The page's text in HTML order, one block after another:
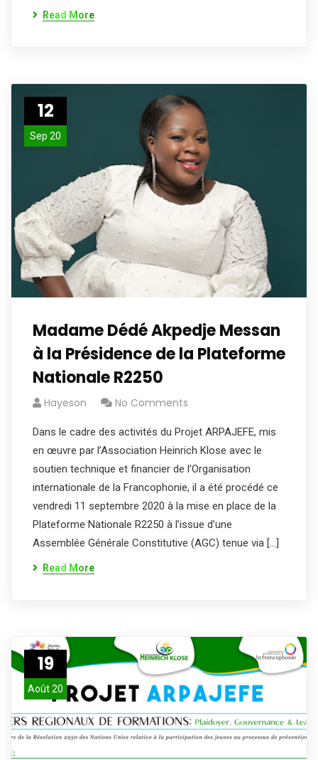
Read More
12
Sep 20
Madame Dédé Akpedje Messan
à la Présidence de la Plateforme
Nationale R2250
Hayeson No Comments
Dans le cadre des activités du Projet ARPAJEFE, mis
en œuvre par l’Association Heinrich Klose avec le
soutien technique et financier de l’Organisation
internationale de la Francophonie, il a été procédé ce
vendredi 11 septembre 2020 à la mise en place de la
Plateforme Nationale R2250 à l’issue d’une
Assemblée Générale Constitutive (AGC) tenue via […]
Read More
19
Août 20